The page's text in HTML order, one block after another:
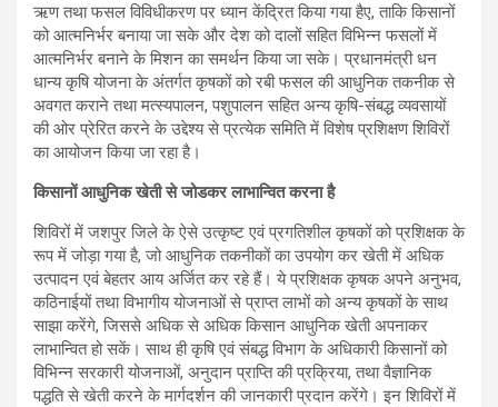
ऋण तथा फसल विविधीकरण पर ध्यान केंद्रित किया गया हैए, ताकि किसानों
को आत्मनिर्भर बनाया जा सके और देश को दालों सहित विभिन्न फसलों में
आत्मनिर्भर बनाने के मिशन का समर्थन किया जा सके। प्रधानमंत्री धन
धान्य कृषि योजना के अंतर्गत कृषकों को रबी फसल की आधुनिक तकनीक से
अवगत कराने तथा मत्स्यपालन, पशुपालन सहित अन्य कृषि-संबद्ध व्यवसायों
की ओर प्रेरित करने के उद्देश्य से प्रत्येक समिति में विशेष प्रशिक्षण शिविरों
का आयोजन किया जा रहा है।
किसानों आधुनिक खेती से जोडकर लाभान्वित करना है
शिविरों में जशपुर जिले के ऐसे उत्कृष्ट एवं प्रगतिशील कृषकों को प्रशिक्षक के
रूप में जोड़ा गया है, जो आधुनिक तकनीकों का उपयोग कर खेती में अधिक
उत्पादन एवं बेहतर आय अर्जित कर रहे हैं। ये प्रशिक्षक कृषक अपने अनुभव,
कठिनाईयों तथा विभागीय योजनाओं से प्राप्त लाभों को अन्य कृषकों के साथ
साझा करेंगे, जिससे अधिक से अधिक किसान आधुनिक खेती अपनाकर
लाभान्वित हो सकें। साथ ही कृषि एवं संबद्ध विभाग के अधिकारी किसानों को
विभिन्न सरकारी योजनाओं, अनुदान प्राप्ति की प्रक्रिया, तथा वैज्ञानिक
पद्धति से खेती करने के मार्गदर्शन की जानकारी प्रदान करेंगे। इन शिविरों में